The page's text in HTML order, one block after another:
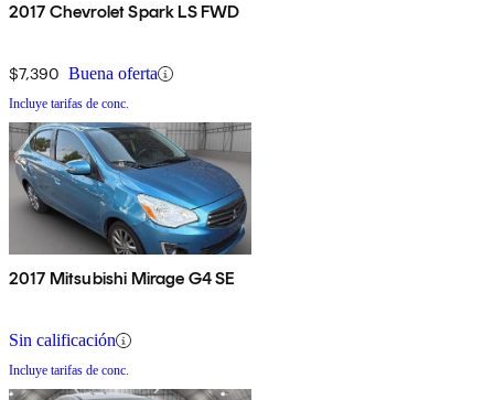
2017 Chevrolet Spark LS FWD
$7,390 Buena oferta
Incluye tarifas de conc.
2017 Mitsubishi Mirage G4 SE
Sin calificación
Incluye tarifas de conc.